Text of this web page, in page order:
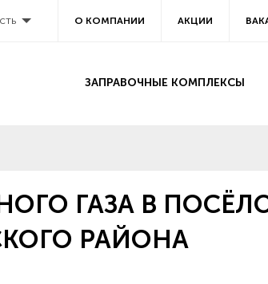
О КОМПАНИИ АКЦИИ
ЗАПРАВОЧНЫЕ КОМПЛЕКСЫ
ГАЗА В
РАЙОНА